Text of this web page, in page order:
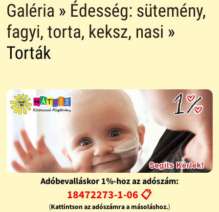
Galéria » Édesség: sütemény,
fagyi, torta, keksz, nasi »
Torták
Adóbevalláskor 1%-hoz az adószám:
18472273-1-06 📋
(Kattintson az adószámra a másoláshoz.)